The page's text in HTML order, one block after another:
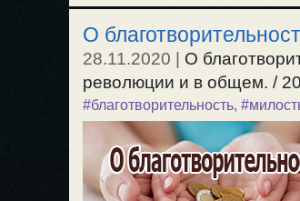
О
28.11.2020
О
революции и в общем. /
#благотворительность,